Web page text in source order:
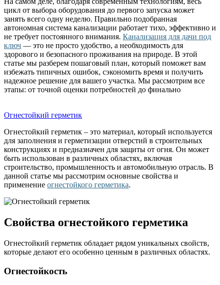
цикл от выбора оборудования до первого запуска может
занять всего одну неделю. Правильно подобранная
автономная система канализации работает тихо, эффективно и
не требует постоянного внимания. Канализация для дачи под
ключ — это не просто удобство, а необходимость для
здорового и безопасного проживания на природе. В этой
статье мы разберем пошаговый план, который поможет вам
избежать типичных ошибок, сэкономить время и получить
надежное решение для вашего участка. Мы рассмотрим все
этапы: от точной оценки потребностей до финально
Огнестойкий герметик
Огнестойкий герметик – это материал, который используется
для заполнения и герметизации отверстий в строительных
конструкциях и предназначен для защиты от огня. Он может
быть использован в различных областях, включая
строительство, промышленность и автомобильную отрасль. В
данной статье мы рассмотрим основные свойства и
применение огнестойкого герметика.
Свойства огнестойкого герметика
Огнестойкий герметик обладает рядом уникальных свойств,
которые делают его особенно ценным в различных областях.
Огнестойкость